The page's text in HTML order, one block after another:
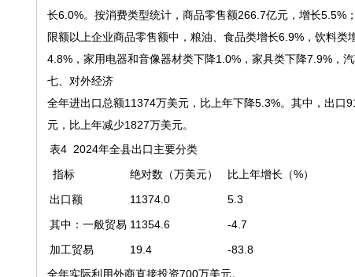
长6.0%。按消费类型统计，商品零售额266.7亿元，增长5.5%
限额以上企业商品零售额中，粮油、食品类增长6.9%，饮料
4.8%，家用电器和音像器材类下降1.0%，家具类下降7.9%，
七、对外经济
全年进出口总额11374万美元，比上年下降5.3%。其中，出
元，比上年减少1827万美元。
表4 2024年全县出口主要分类
指标
绝对数（万美元）
比上年增长（%）
出口额
11374.0
5.3
其中：一般贸易 11354.6
-4.7
加工贸易
19.4
-83.8
全年实际利用外商直接投资700万美元。